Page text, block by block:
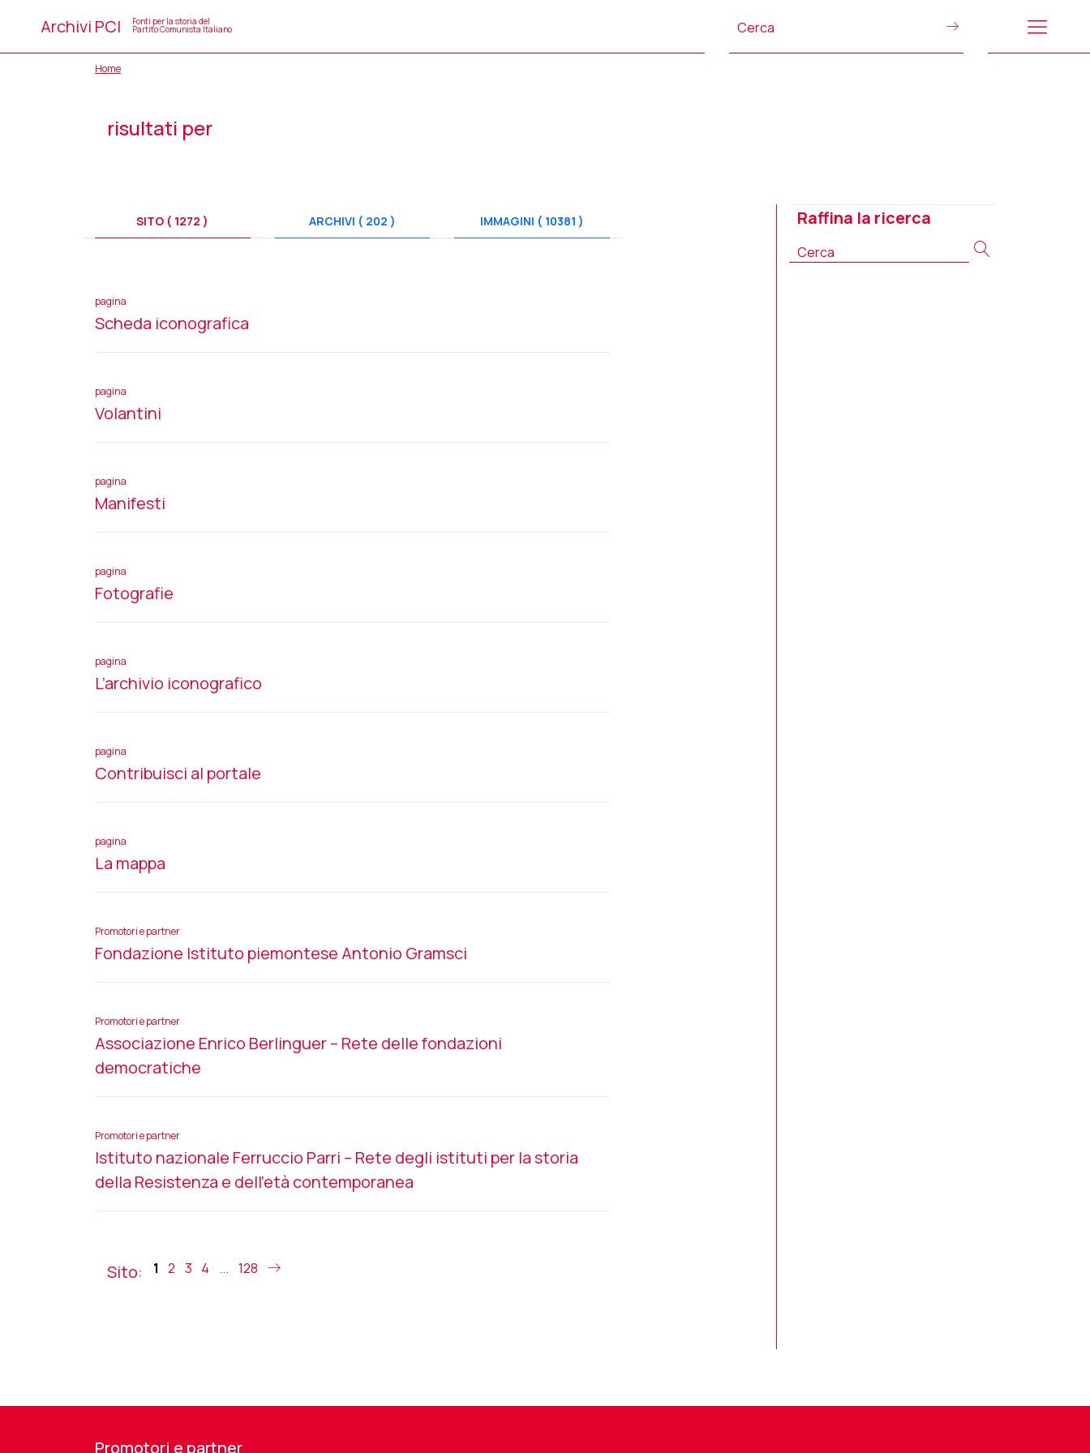
Archivi PCI Fonti per la storia del
Partito Comunista Italiano
Home
risultati per
SITO ( 1272 ) ARCHIVI ( 202 ) IMMAGINI ( 10381 )
pagina
Scheda iconografica
pagina
Volantini
pagina
Manifesti
pagina
Fotografie
pagina
L’archivio iconografico
pagina
Contribuisci al portale
pagina
La mappa
Promotori e partner
Fondazione Istituto piemontese Antonio Gramsci
Promotori e partner
Associazione Enrico Berlinguer – Rete delle fondazioni
democratiche
Promotori e partner
Istituto nazionale Ferruccio Parri – Rete degli istituti per la storia
della Resistenza e dell’età contemporanea
Sito: 1 2 3 4 ... 128
Raffina la ricerca
Promotori e partner